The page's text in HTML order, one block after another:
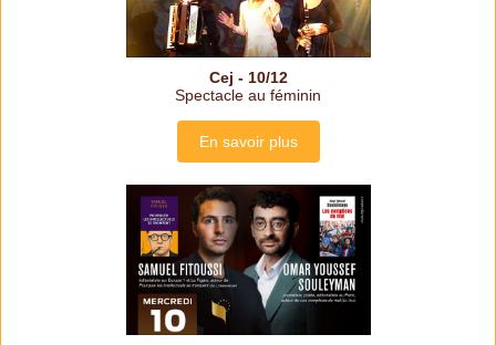
Cej - 10/12
Spectacle au féminin
En savoir plus